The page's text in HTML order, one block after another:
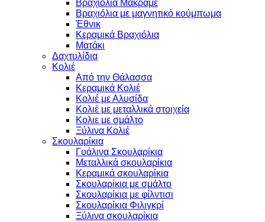
Βραχιόλια Μακραμέ
Βραχιόλια με μαγνητικό κούμπωμα
Έθνικ
Κεραμικά Βραχιόλια
Ματάκι
Δαχτυλίδια
Κολιέ
Από την Θάλασσα
Κεραμικά Κολιέ
Κολιέ με Αλυσίδα
Κολιέ με μεταλλικά στοιχεία
Κολιε με σμάλτο
Ξύλινα Κολιέ
Σκουλαρίκια
Γυάλινα Σκουλαρίκια
Μεταλλικά σκουλαρίκια
Κεραμικά σκουλαρίκια
Σκουλαρίκια με σμάλτο
Σκουλαρίκια με φίλντισι
Σκουλαρίκια Φιλιγκρί
Ξύλινα σκουλαρίκια